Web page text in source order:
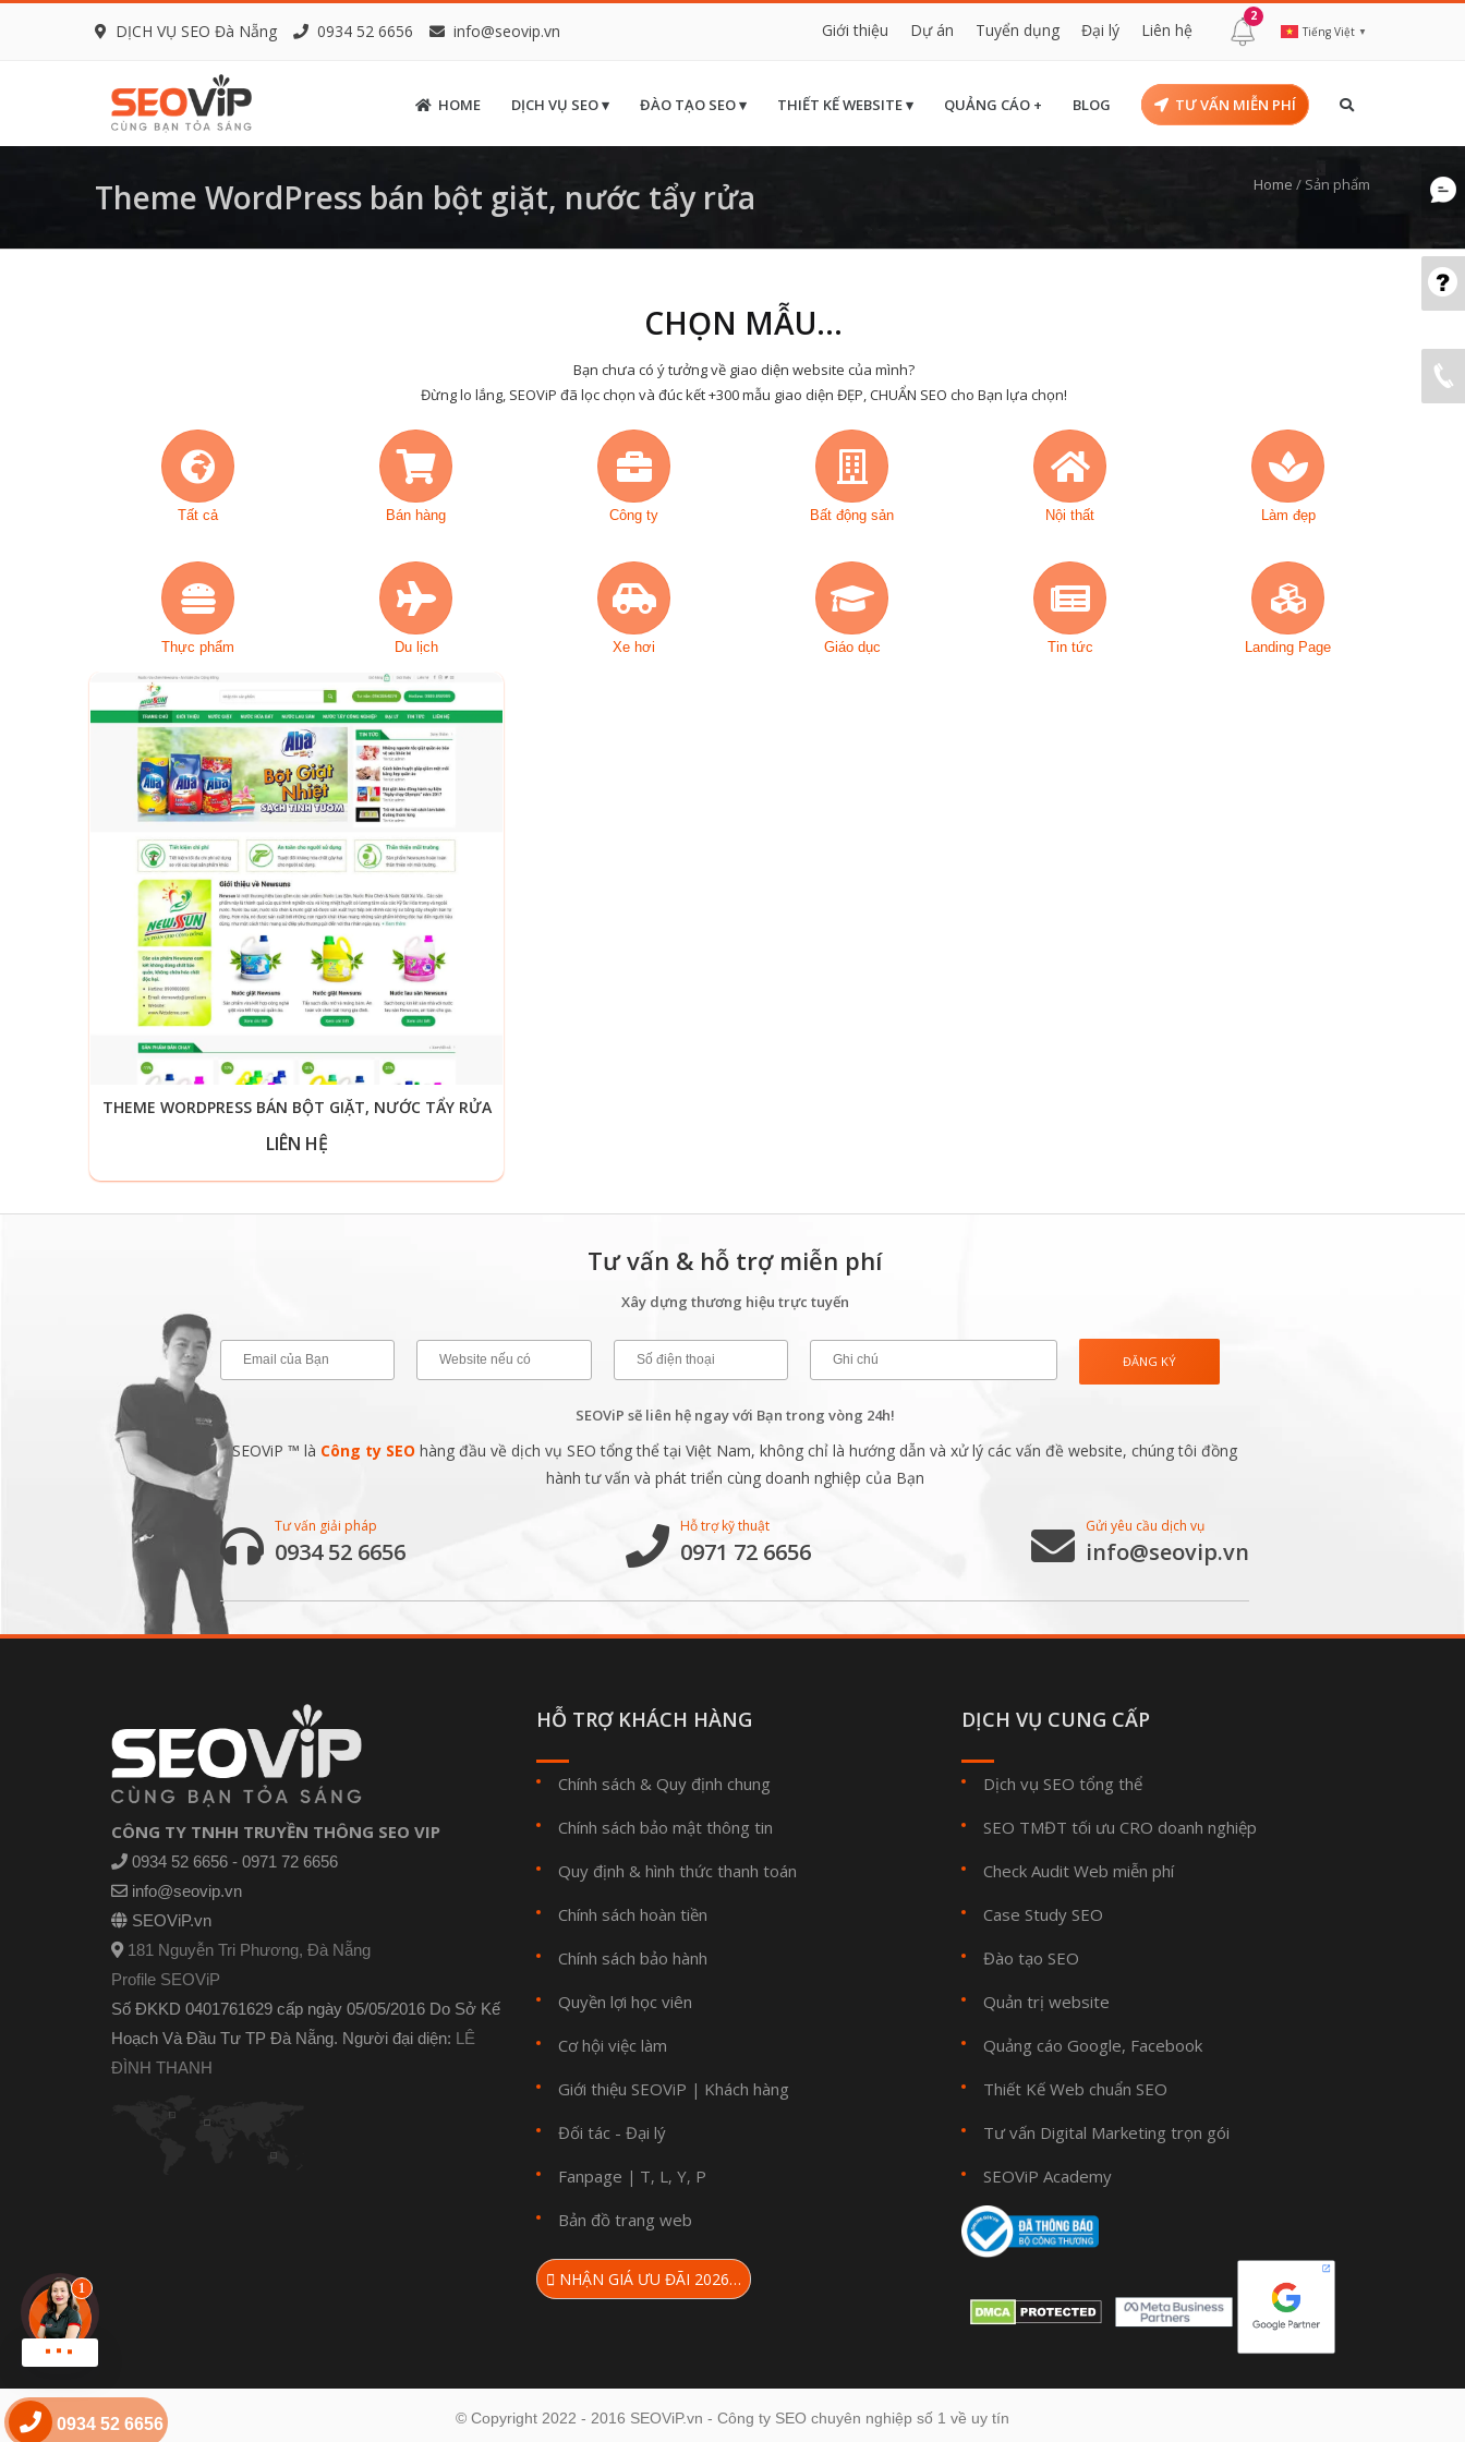
DỊCH VỤ SEO Đà Nẵng 0934 52 6656 info@seovip.vn Giới thiệu Dự án Tuyển dụng Đại lý Liên hệ
2
Tiếng Việt ▼
HOME DỊCH VỤ SEO ▾ ĐÀO TẠO SEO ▾ THIẾT KẾ WEBSITE ▾ QUẢNG CÁO + BLOG TƯ VẤN MIỄN PHÍ
Theme WordPress bán bột giặt, nước tẩy rửa Home / Sản phẩm
CHỌN MẪU...
Bạn chưa có ý tưởng về giao diện website của mình?
Đừng lo lắng, SEOViP đã lọc chọn và đúc kết +300 mẫu giao diện ĐẸP, CHUẨN SEO cho Bạn lựa chọn!
Tất cả Bán hàng Công ty Bất động sản Nội thất Làm đẹp
Thực phẩm Du lịch Xe hơi Giáo dục Tin tức Landing Page
THEME WORDPRESS BÁN BỘT GIẶT, NƯỚC TẨY RỬA
LIÊN HỆ
Tư vấn & hỗ trợ miễn phí
Xây dựng thương hiệu trực tuyến
SEOViP sẽ liên hệ ngay với Bạn trong vòng 24h!
SEOViP ™ là Công ty SEO hàng đầu về dịch vụ SEO tổng thể tại Việt Nam, không chỉ là hướng dẫn và xử lý các vấn đề website, chúng tôi đồng
hành tư vấn và phát triển cùng doanh nghiệp của Bạn
Tư vấn giải pháp
0934 52 6656
Hỗ trợ kỹ thuật
0971 72 6656
Gửi yêu cầu dịch vụ
info@seovip.vn
CÔNG TY TNHH TRUYỀN THÔNG SEO VIP
0934 52 6656 - 0971 72 6656
info@seovip.vn
SEOViP.vn
181 Nguyễn Tri Phương, Đà Nẵng
Profile SEOViP
Số ĐKKD 0401761629 cấp ngày 05/05/2016 Do Sở Kế
Hoạch Và Đầu Tư TP Đà Nẵng. Người đại diện: LÊ
ĐÌNH THANH
HỖ TRỢ KHÁCH HÀNG
Chính sách & Quy định chung
Chính sách bảo mật thông tin
Quy định & hình thức thanh toán
Chính sách hoàn tiền
Chính sách bảo hành
Quyền lợi học viên
Cơ hội việc làm
Giới thiệu SEOViP | Khách hàng
Đối tác - Đại lý
Fanpage | T, L, Y, P
Bản đồ trang web
NHẬN GIÁ ƯU ĐÃI 2026…
DỊCH VỤ CUNG CẤP
Dịch vụ SEO tổng thể
SEO TMĐT tối ưu CRO doanh nghiệp
Check Audit Web miễn phí
Case Study SEO
Đào tạo SEO
Quản trị website
Quảng cáo Google, Facebook
Thiết Kế Web chuẩn SEO
Tư vấn Digital Marketing trọn gói
SEOViP Academy
© Copyright 2022 - 2016 SEOViP.vn - Công ty SEO chuyên nghiệp số 1 về uy tín
Chat zalo !
0934 52 6656